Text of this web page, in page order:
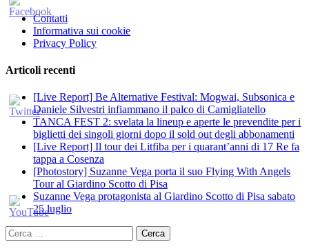
Contatti
Informativa sui cookie
Privacy Policy
Articoli recenti
[Live Report] Be Alternative Festival: Mogwai, Subsonica e
Daniele Silvestri infiammano il palco di Camigliatello
TANCA FEST 2: svelata la lineup e aperte le prevendite per i
biglietti dei singoli giorni dopo il sold out degli abbonamenti
[Live Report] Il tour dei Litfiba per i quarant’anni di 17 Re fa
tappa a Cosenza
[Photostory] Suzanne Vega porta il suo Flying With Angels
Tour al Giardino Scotto di Pisa
Suzanne Vega protagonista al Giardino Scotto di Pisa sabato
25 luglio
Ricerca
per: